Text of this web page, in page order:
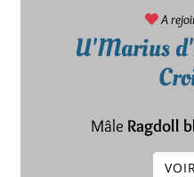
A
U'Marius
Mâle Ragdoll